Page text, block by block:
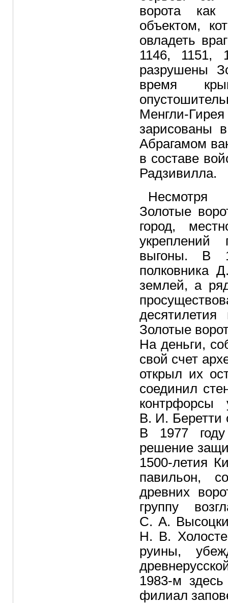
ворота
объектом,
овладеть
1146, 1151,
разрушены
время
Менгли-
зарисованы
Абрагамом
в составе
Радзивилла.
Несмотря
Золотые
город,
укреплений
выгоны. В
полковника
землей, а
Золотые
На деньги,
свой счет
открыл их
соединил
В. И. Беретти
В 1977 году
решение
1500-летия
павильон,
древних
группу
С. А.
Н. В.
руины,
1983-м
филиал